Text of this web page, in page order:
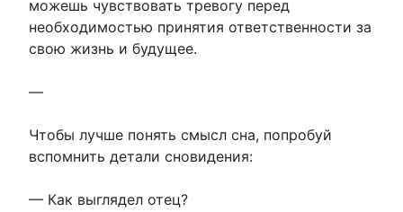
можешь чувствовать тревогу перед
необходимостью принятия ответственности за
свою жизнь и будущее.
—
Чтобы лучше понять смысл сна, попробуй
вспомнить детали сновидения:
— Как выглядел отец?